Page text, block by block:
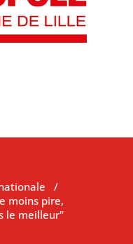
/
moins pire,
le meilleur"